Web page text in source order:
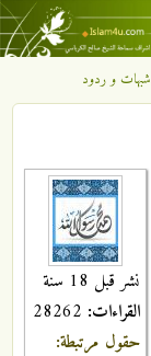
شبهات و ردود
نشر قبل 18 سنة
القراءات:
حقول مرتبطة: